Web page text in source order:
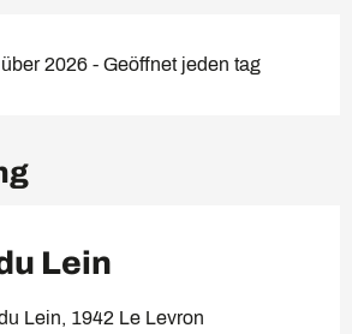
2026 - Geöffnet jeden tag
Lein
Lein, 1942 Le Levron